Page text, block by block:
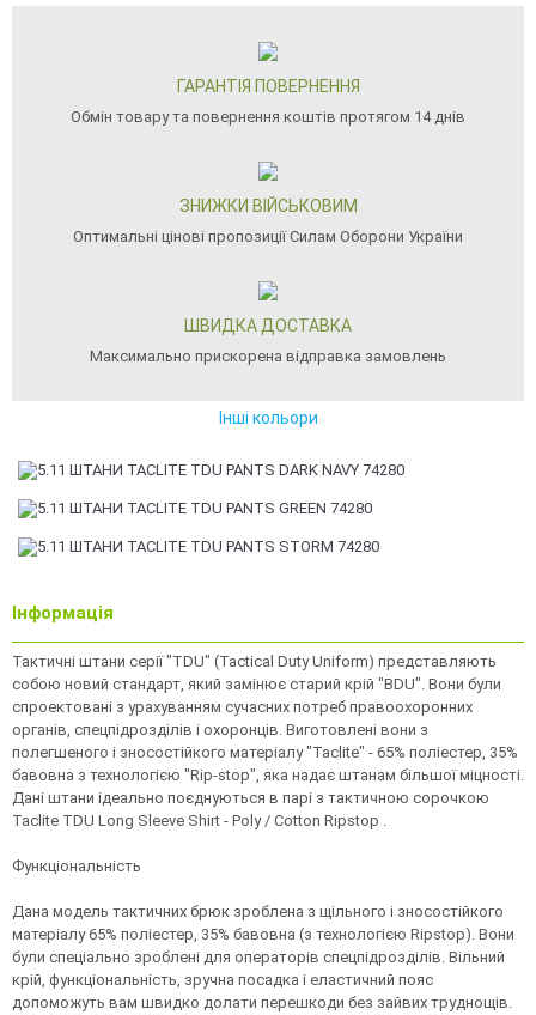
ГАРАНТІЯ ПОВЕРНЕННЯ
Обмін товару та повернення коштів протягом 14 днів
ЗНИЖКИ ВІЙСЬКОВИМ
Оптимальні цінові пропозиції Силам Оборони України
ШВИДКА ДОСТАВКА
Максимально прискорена відправка замовлень
Інші кольори
Інформація
Тактичні штани серії "TDU" (Tactical Duty Uniform) представляють
собою новий стандарт, який замінює старий крій "BDU". Вони були
спроектовані з урахуванням сучасних потреб правоохоронних
органів, спецпідрозділів і охоронців. Виготовлені вони з
полегшеного і зносостійкого матеріалу "Taclite" - 65% поліестер, 35%
бавовна з технологією "Rip-stop", яка надає штанам більшої міцності.
Дані штани ідеально поєднуються в парі з тактичною сорочкою
Taclite TDU Long Sleeve Shirt - Poly / Cotton Ripstop .
Функціональність
Дана модель тактичних брюк зроблена з щільного і зносостійкого
матеріалу 65% поліестер, 35% бавовна (з технологією Ripstop). Вони
були спеціально зроблені для операторів спецпідрозділів. Вільний
крій, функціональність, зручна посадка і еластичний пояс
допоможуть вам швидко долати перешкоди без зайвих труднощів.